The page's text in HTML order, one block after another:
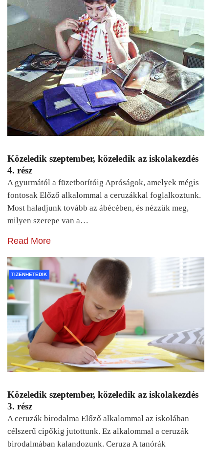
Közeledik szeptember, közeledik az iskolakezdés
4. rész
A gyurmától a füzetborítóig Apróságok, amelyek mégis
fontosak Előző alkalommal a ceruzákkal foglalkoztunk.
Most haladjunk tovább az ábécében, és nézzük meg,
milyen szerepe van a…
Read More
TIZENHETEDIK
Közeledik szeptember, közeledik az iskolakezdés
3. rész
A ceruzák birodalma Előző alkalommal az iskolában
célszerű cipőkig jutottunk. Ez alkalommal a ceruzák
birodalmában kalandozunk. Ceruza A tanórák